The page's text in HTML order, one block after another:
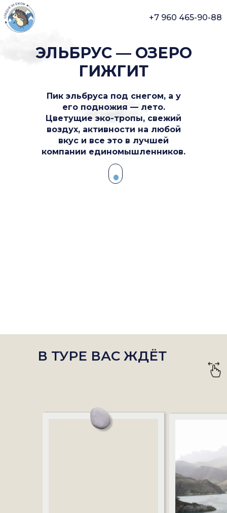
+7 960 465-90-88
Пик эльбруса под снегом, а у
его подножия — лето.
Цветущие эко-тропы, свежий
воздух, активности на любой
вкус и все это в лучшей
компании единомышленников.
ЭЛЬБРУС — ОЗЕРО
ГИЖГИТ
В ТУРЕ ВАС ЖДЁТ